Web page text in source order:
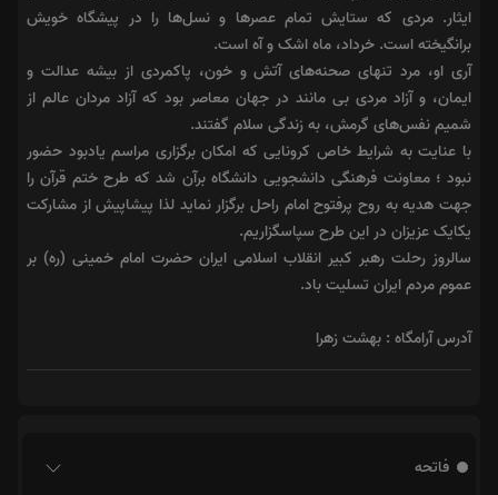
ایثار. مردی که ستایش تمام عصرها و نسل‌ها را در پیشگاه خویش
برانگیخته است. خرداد، ماه اشک و آه است.
آری او، مرد تنهای صحنه‌های آتش و خون، پاکمردی از بیشه عدالت و
ایمان، و آزاد مردی بی مانند در جهان معاصر بود که آزاد مردان عالم از
شمیم نفس‌های گرمش، به زندگی سلام گفتند.
با عنایت به شرایط خاص کرونایی که امکان برگزاری مراسم یادبود حضور
نبود ؛ معاونت فرهنگی دانشجویی دانشگاه برآن شد که طرح ختم قرآن را
جهت هدیه به روح پرفتوح امام راحل برگزار نماید لذا پیشاپیش از مشارکت
یکایک عزیزان در این طرح سپاسگزاریم.
سالروز رحلت رهبر کبیر انقلاب اسلامی ایران حضرت امام خمینی (ره) بر
عموم مردم ایران تسلیت باد.
آدرس آرامگاه : بهشت زهرا
فاتحه